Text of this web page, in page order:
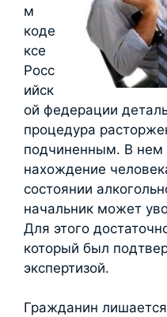
м
коде
ксе
Росс
ийск
ой федерации
процедура
подчиненным. В нем
нахождение
состоянии
начальник может
Для этого
который был
экспертизой.
Гражданин